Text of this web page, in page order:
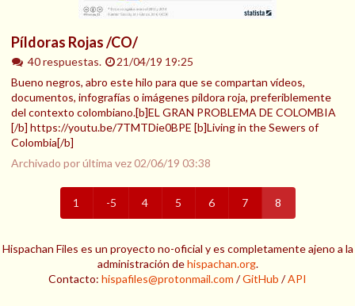
Píldoras Rojas /CO/
40 respuestas.
21/04/19 19:25
Bueno negros, abro este hilo para que se compartan vídeos,
documentos, infografías o imágenes píldora roja, preferiblemente
del contexto colombiano.[b]EL GRAN PROBLEMA DE COLOMBIA
[/b] https://youtu.be/7TMTDie0BPE [b]Living in the Sewers of
Colombia[/b]
Archivado por última vez02/06/19 03:38
1 -5 4 5 6 7 8
Hispachan Files es un proyecto no-oficial y es completamente ajeno a la
administración dehispachan.org.
Contacto: hispafiles@protonmail.com /GitHub /API